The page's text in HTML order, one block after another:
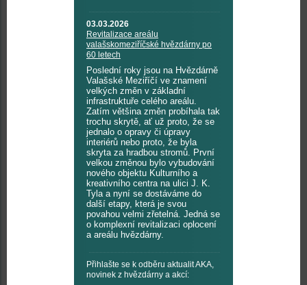
03.03.2026
Revitalizace areálu
valašskomeziříčské hvězdárny po
60 letech
Poslední roky jsou na Hvězdárně
Valašské Meziříčí ve znamení
velkých změn v základní
infrastruktuře celého areálu.
Zatím většina změn probíhala tak
trochu skrytě, ať už proto, že se
jednalo o opravy či úpravy
interiérů nebo proto, že byla
skryta za hradbou stromů. První
velkou změnou bylo vybudování
nového objektu Kulturního a
kreativního centra na ulici J. K.
Tyla a nyní se dostáváme do
další etapy, která je svou
povahou velmi zřetelná. Jedná se
o komplexní revitalizaci oplocení
a areálu hvězdárny.
Přihlašte se k odběru aktualit AKA,
novinek z hvězdárny a akcí: